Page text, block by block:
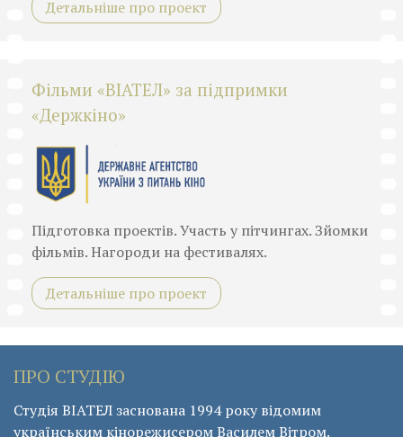
Детальніше про проект
Фільми «ВІАТЕЛ» за підпримки
«Держкіно»
Підготовка проектів. Участь у пітчингах. Зйомки
фільмів. Нагороди на фестивалях.
Детальніше про проект
ПРО СТУДІЮ
Студія ВІАТЕЛ заснована 1994 року відомим
українським кінорежисером Василем Вітром.